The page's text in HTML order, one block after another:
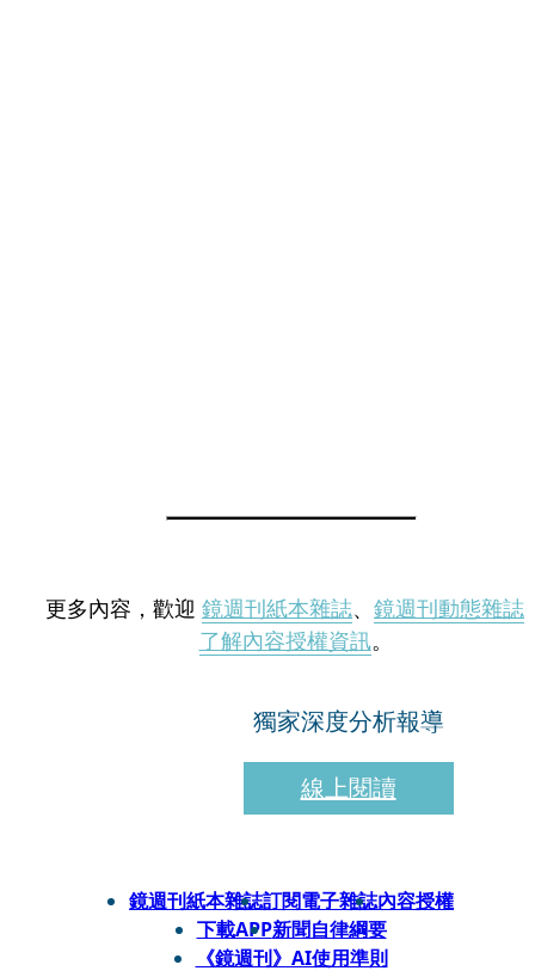
更多內容，歡迎 鏡週刊紙本雜誌、 鏡週刊動態雜誌
了解內容授權資訊。
獨家深度分析報導
線上閱讀
鏡週刊紙本雜誌訂閱電子雜誌內容授權
下載APP新聞自律綱要
《鏡週刊》AI使用準則